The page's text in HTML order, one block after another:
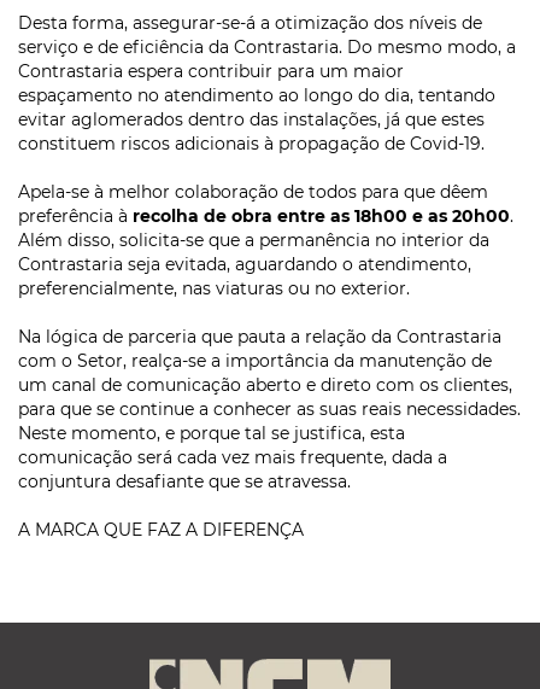
Desta forma, assegurar-se-á a otimização dos níveis de
serviço e de eficiência da Contrastaria. Do mesmo modo, a
Contrastaria espera contribuir para um maior
espaçamento no atendimento ao longo do dia, tentando
evitar aglomerados dentro das instalações, já que estes
constituem riscos adicionais à propagação de Covid-19.
Apela-se à melhor colaboração de todos para que dêem
preferência à recolha de obra entre as 18h00 e as 20h00.
Além disso, solicita-se que a permanência no interior da
Contrastaria seja evitada, aguardando o atendimento,
preferencialmente, nas viaturas ou no exterior.
Na lógica de parceria que pauta a relação da Contrastaria
com o Setor, realça-se a importância da manutenção de
um canal de comunicação aberto e direto com os clientes,
para que se continue a conhecer as suas reais necessidades.
Neste momento, e porque tal se justifica, esta
comunicação será cada vez mais frequente, dada a
conjuntura desafiante que se atravessa.
A MARCA QUE FAZ A DIFERENÇA